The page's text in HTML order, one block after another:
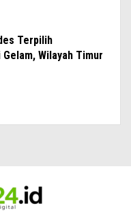
Terpilih
Wilayah Timur